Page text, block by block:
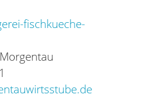
fischkueche-